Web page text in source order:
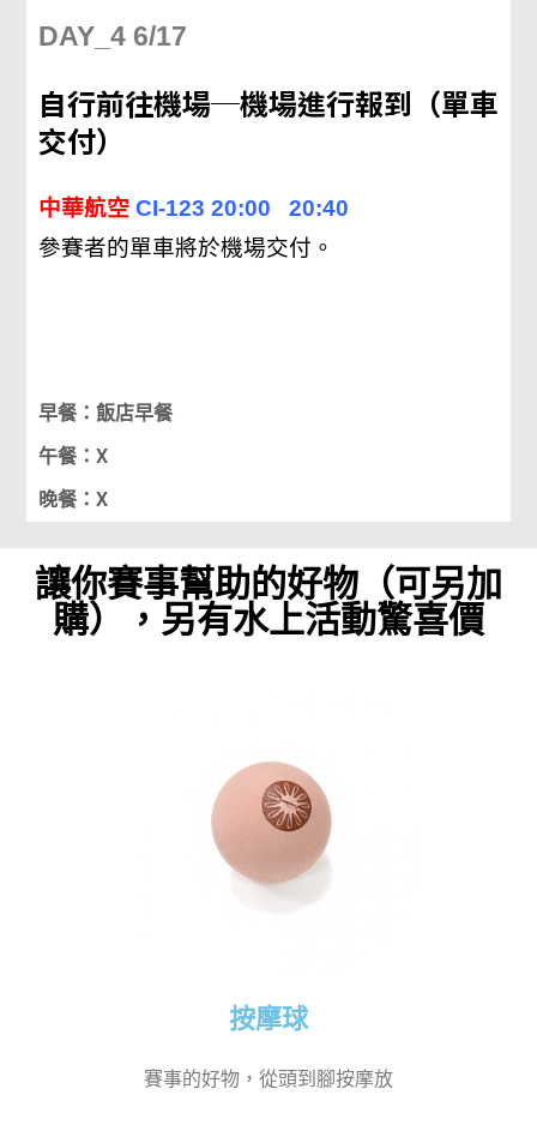
DAY_4 6/17
自行前往機場─機場進行報到（單車
交付）
中華航空 CI-123 20:00 20:40
參賽者的單車將於機場交付。
早餐：飯店早餐
午餐：X
晚餐：X
讓你賽事幫助的好物（可另加
購），另有水上活動驚喜價
按摩球
賽事的好物，從頭到腳按摩放